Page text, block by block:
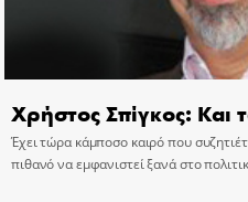
Χρήστος Σπίγκος: Και
Έχει τώρα κάμποσο καιρό που
πιθανό να εμφανιστεί ξανά στο